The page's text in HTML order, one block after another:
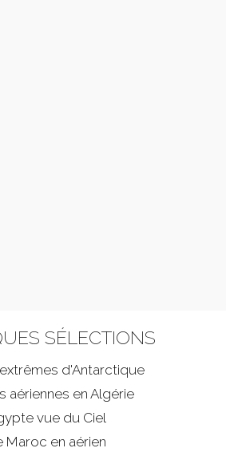
SÉLECTIONS
d'Antarctique
aériennes en Algérie
vue du Ciel
Maroc en aérien